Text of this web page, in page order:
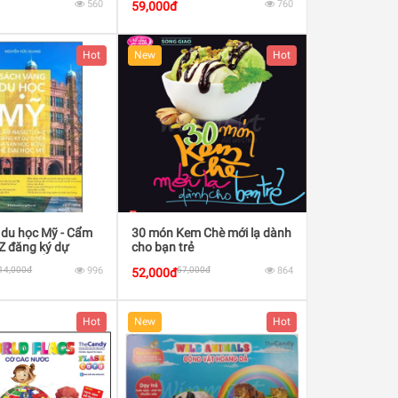
560
59,000đ
760
Hot
học Mỹ - Cẩm
đăng ký dự
996
New Hot
30 món Kem Chè mới lạ dành
cho bạn trẻ
52,000đ57,000đ 864
Hot New Hot